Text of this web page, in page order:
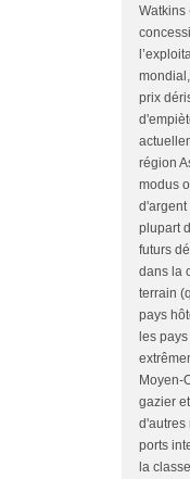
Watkins
prix
région
modus
d'argent
plupart
futurs
dans la
terrain
pays
les
Moyen-
gazier
d'autres
ports
la